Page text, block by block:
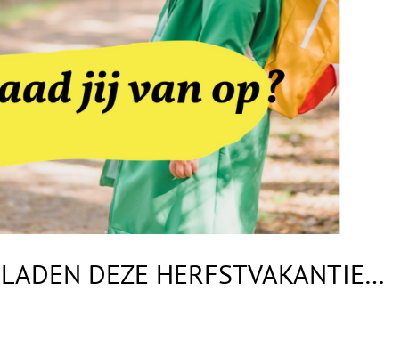
DEZE HERFSTVAKANTIE…